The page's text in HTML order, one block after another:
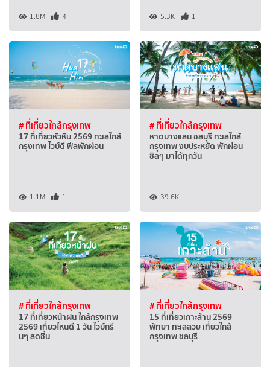
1.8M 4 5.3K 1
# ที่เที่ยวใกล้กรุงเทพ
17 ที่เที่ยวหัวหิน 2569 ทะเลใกล้
กรุงเทพ ไวบ์ดี ฟีลพักผ่อน
1.1M 1
# ที่เที่ยวใกล้กรุงเทพ
หาดบางแสน ชลบุรี ทะเลใกล้
กรุงเทพ งบประหยัด พักผ่อน
ชิลๆ มาได้ทุกวัน
39.6K
# ที่เที่ยวใกล้กรุงเทพ
17 ที่เที่ยวหน้าฝน ใกล้กรุงเทพ
2569 เที่ยวไหนดี 1 วัน ไวบ์กรี
นๆ สดชื่น
# ที่เที่ยวใกล้กรุงเทพ
15 ที่เที่ยวเกาะล้าน 2569
พัทยา ทะเลสวย เที่ยวใกล้
กรุงเทพ ชลบุรี